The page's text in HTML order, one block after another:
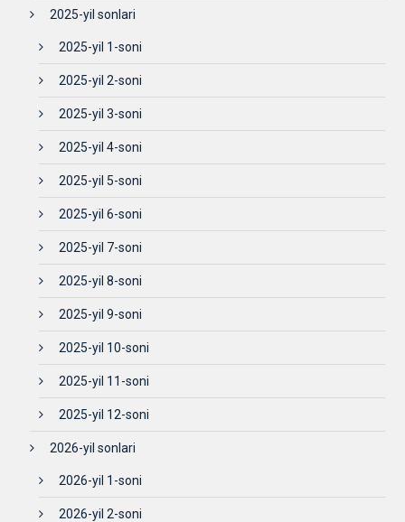
2025-yil sonlari
2025-yil 1-soni
2025-yil 2-soni
2025-yil 3-soni
2025-yil 4-soni
2025-yil 5-soni
2025-yil 6-soni
2025-yil 7-soni
2025-yil 8-soni
2025-yil 9-soni
2025-yil 10-soni
2025-yil 11-soni
2025-yil 12-soni
2026-yil sonlari
2026-yil 1-soni
2026-yil 2-soni